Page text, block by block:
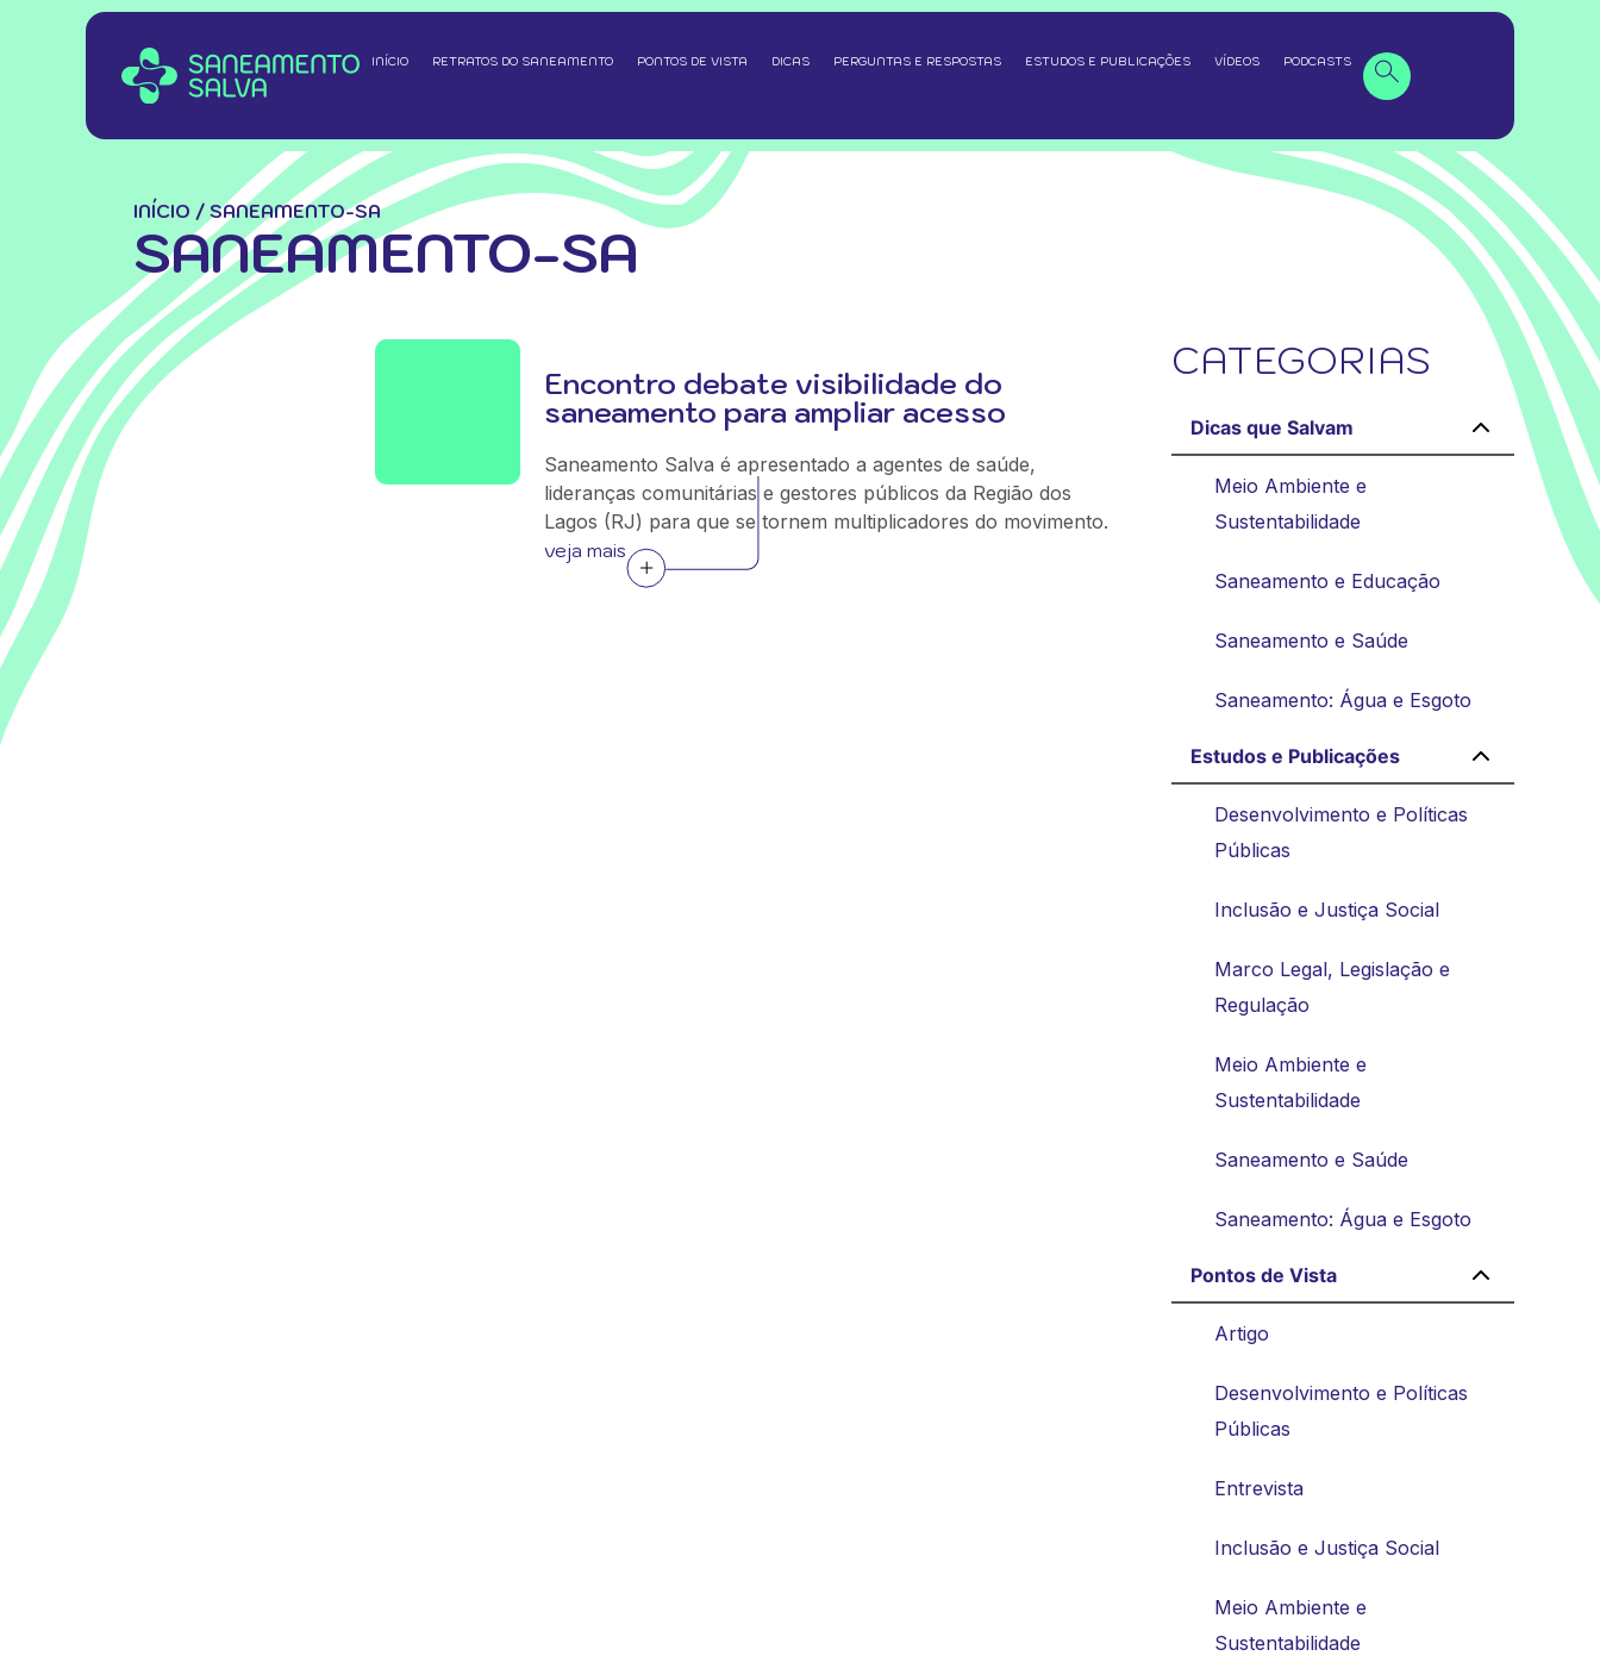
INÍCIO RETRATOS DO SANEAMENTO PONTOS DE VISTA DICAS PERGUNTAS E RESPOSTAS ESTUDOS E PUBLICAÇÕES VÍDEOS PODCASTS
INÍCIO / SANEAMENTO-SA
SANEAMENTO-SA
Encontro debate visibilidade do
saneamento para ampliar acesso
Saneamento Salva é apresentado a agentes de saúde,
lideranças comunitárias e gestores públicos da Região dos
Lagos (RJ) para que se tornem multiplicadores do movimento.
veja mais
CATEGORIAS
Dicas que Salvam
Meio Ambiente e
Sustentabilidade
Saneamento e Educação
Saneamento e Saúde
Saneamento: Água e Esgoto
Estudos e Publicações
Desenvolvimento e Políticas
Públicas
Inclusão e Justiça Social
Marco Legal, Legislação e
Regulação
Meio Ambiente e
Sustentabilidade
Saneamento e Saúde
Saneamento: Água e Esgoto
Pontos de Vista
Artigo
Desenvolvimento e Políticas
Públicas
Entrevista
Inclusão e Justiça Social
Meio Ambiente e
Sustentabilidade